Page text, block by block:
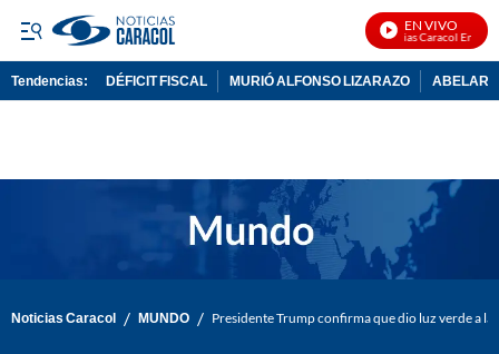
EN VIVO
Noticias Caracol En Vivo
Tendencias: DÉFICIT FISCAL MURIÓ ALFONSO LIZARAZO
Noticias Caracol / MUNDO / Presidente Trump confirma que dio luz verde a